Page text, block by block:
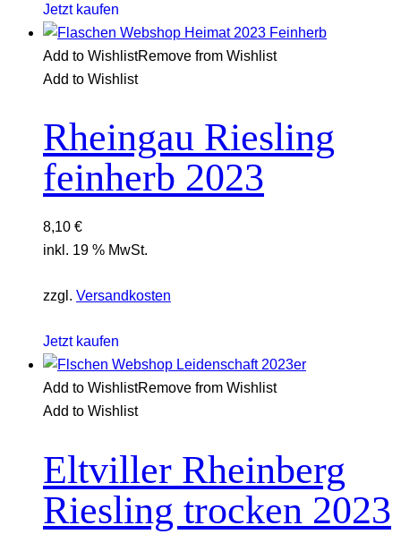
Jetzt kaufen
Add to WishlistRemove from Wishlist
Add to Wishlist
Rheingau Riesling
feinherb 2023
8,10 €
inkl. 19 % MwSt.
zzgl. Versandkosten
Jetzt kaufen
Add to WishlistRemove from Wishlist
Add to Wishlist
Eltviller Rheinberg
Riesling trocken 2023